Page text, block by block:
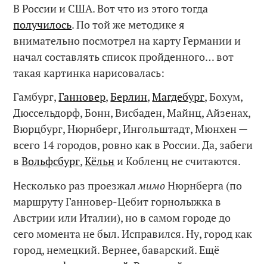
В России и США. Вот что из этого тогда
получилось. По той же методике я
внимательно посмотрел на карту Германии и
начал составлять список пройденного… вот
такая картинка нарисовалась:
Гамбург,Ганновер,Берлин,Магдебург, Бохум,
Дюссельдорф, Бонн, Висбаден, Майнц, Айзенах,
Вюрцбург, Нюрнберг, Ингольштадт, Мюнхен —
всего 14 городов, ровно как в России. Да, забеги
вВольфсбург,Кёльни Кобленц не считаются.
Несколько раз проезжалмимоНюрнберга (по
маршруту Ганновер-Цебит горнолыжка в
Австрии или Италии), но в самом городе до
сего момента не был. Исправился. Ну, город как
город, немецкий. Вернее, баварский. Ещё